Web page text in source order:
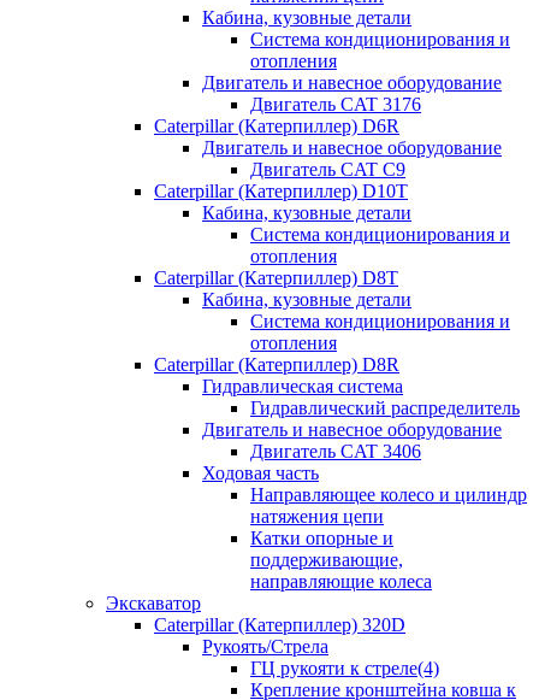
Кабина, кузовные детали
Система кондиционирования и
отопления
Двигатель и навесное оборудование
Двигатель CAT 3176
Caterpillar (Катерпиллер) D6R
Двигатель и навесное оборудование
Двигатель CAT C9
Caterpillar (Катерпиллер) D10T
Кабина, кузовные детали
Система кондиционирования и
отопления
Caterpillar (Катерпиллер) D8T
Кабина, кузовные детали
Система кондиционирования и
отопления
Caterpillar (Катерпиллер) D8R
Гидравлическая система
Гидравлический распределитель
Двигатель и навесное оборудование
Двигатель CAT 3406
Ходовая часть
Направляющее колесо и цилиндр
натяжения цепи
Катки опорные и
поддерживающие,
направляющие колеса
Экскаватор
Caterpillar (Катерпиллер) 320D
Рукоять/Стрела
ГЦ рукояти к стреле(4)
Крепление кронштейна ковша к